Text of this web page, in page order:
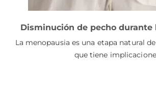
Disminución de pecho durante
La menopausia es una etapa natural
que tiene